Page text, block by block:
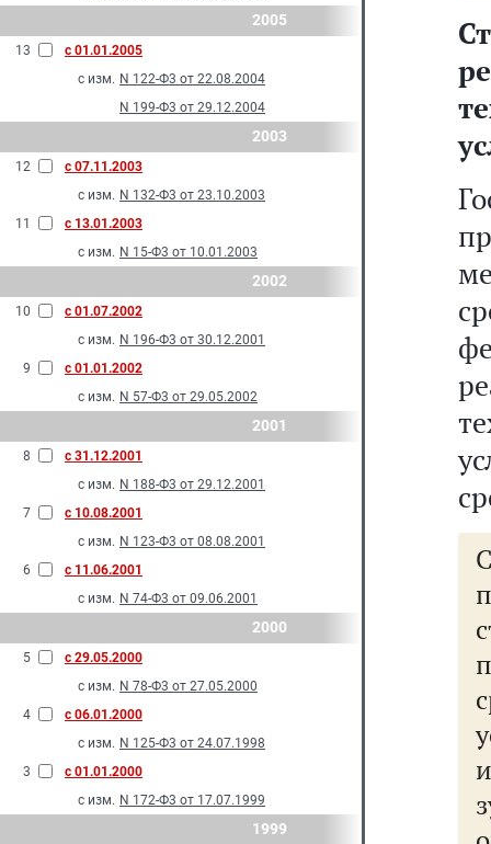
2005
13
с 01.01.2005
с изм. N 122-Ф3 от 22.08.2004
N 199-Ф3 от 29.12.2004
2003
12
с 07.11.2003
с изм. N 132-Ф3 от 23.10.2003
11
с 13.01.2003
с изм. N 15-Ф3 от 10.01.2003
2002
10
с 01.07.2002
с изм. N 196-Ф3 от 30.12.2001
9
с 01.01.2002
с изм. N 57-Ф3 от 29.05.2002
2001
8
с 31.12.2001
с изм. N 188-Ф3 от 29.12.2001
7
с 10.08.2001
с изм. N 123-Ф3 от 08.08.2001
6
с 11.06.2001
с изм. N 74-Ф3 от 09.06.2001
2000
5
с 29.05.2000
с изм. N 78-Ф3 от 27.05.2000
4
с 06.01.2000
с изм. N 125-Ф3 от 24.07.1998
3
с 01.01.2000
с изм. N 172-Ф3 от 17.07.1999
1999